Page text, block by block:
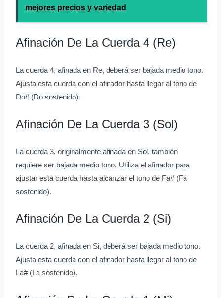
mejores precios y variedad
Afinación De La Cuerda 4 (Re)
La cuerda 4, afinada en Re, deberá ser bajada medio tono.
Ajusta esta cuerda con el afinador hasta llegar al tono de
Do# (Do sostenido).
Afinación De La Cuerda 3 (Sol)
La cuerda 3, originalmente afinada en Sol, también
requiere ser bajada medio tono. Utiliza el afinador para
ajustar esta cuerda hasta alcanzar el tono de Fa# (Fa
sostenido).
Afinación De La Cuerda 2 (Si)
La cuerda 2, afinada en Si, deberá ser bajada medio tono.
Ajusta esta cuerda con el afinador hasta llegar al tono de
La# (La sostenido).